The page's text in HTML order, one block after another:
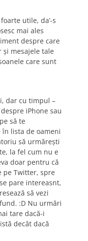
utile, da’-s
mai ales
despre care
mesajele tale
care sunt
dar cu timpul –
iPhone sau
să te
în lista de oameni
să urmăreşti
la fel cum nu e
doar pentru că
pe Twitter, spre
pare intereasnt,
să vezi
:D Nu urmări
tare dacă-i
decât dacă